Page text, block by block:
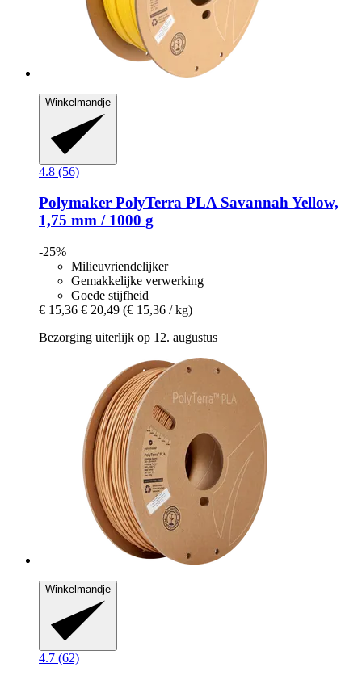
Winkelmandje
4.8 (56)
Polymaker PolyTerra PLA Savannah Yellow,
1,75 mm / 1000 g
-25%
Milieuvriendelijker
Gemakkelijke verwerking
Goede stijfheid
€ 15,36 € 20,49 (€ 15,36 / kg)
Bezorging uiterlijk op 12. augustus
Winkelmandje
4.7 (62)